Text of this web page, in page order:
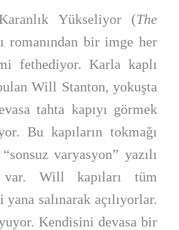
Yükseliyor (The
romanından bir imge her
fethediyor. Karla kaplı
Will Stanton, yokuşta
tahta kapıyı görmek
Bu kapıların tokmağı
varyasyon” yazılı
Will kapıları tüm
salınarak açılıyorlar.
Kendisini devasa bir